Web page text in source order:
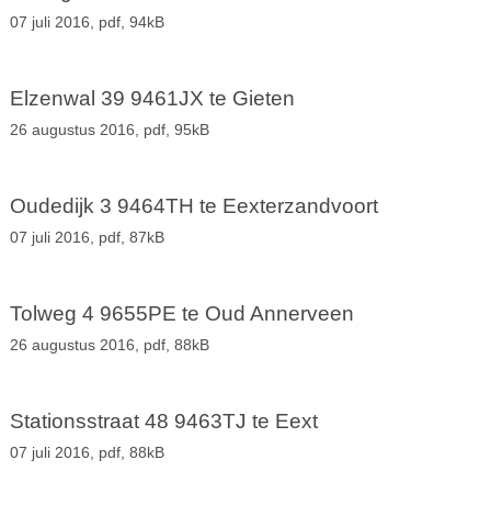
07 juli 2016, pdf, 94kB
Elzenwal 39 9461JX te Gieten
26 augustus 2016, pdf, 95kB
Oudedijk 3 9464TH te Eexterzandvoort
07 juli 2016, pdf, 87kB
Tolweg 4 9655PE te Oud Annerveen
26 augustus 2016, pdf, 88kB
Stationsstraat 48 9463TJ te Eext
07 juli 2016, pdf, 88kB